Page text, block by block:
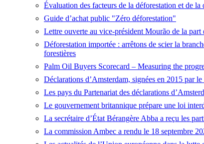
Évaluation des facteurs de la déforestation et de
Guide d’achat public "Zéro déforestation"
Lettre ouverte au vice-président Mourão de la part
Déforestation importée : arrêtons de scier la
forestières
Palm Oil Buyers Scorecard – Measuring the
Déclarations d’Amsterdam, signées en 2015 par
Les pays du Partenariat des déclarations
Le gouvernement britannique prépare une loi
La secrétaire d’État Bérangère Abba a reçu les
La commission Ambec a rendu le 18 septembre